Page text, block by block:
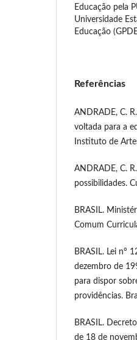
Educação pela
Universidade
Educação
Referências
ANDRADE, C.
voltada para a
Instituto de
ANDRADE, C.
possibilidades.
BRASIL.
Comum
BRASIL. Lei nº
dezembro de
para dispor
providências.
BRASIL.
de 18 de